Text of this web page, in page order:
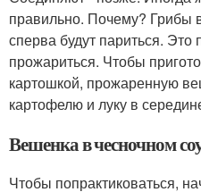
правильно. Почему? Грибы
сперва будут париться.
прожариться. Чтобы
картошкой, прожаренную
картофелю и луку в
Вешенка в чесночном
Чтобы попрактиковаться,